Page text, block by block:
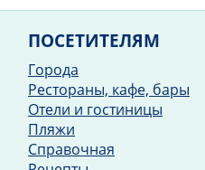
ПОСЕТИТЕЛЯМ
Города
Рестораны, кафе, бары
Отели и гостиницы
Пляжи
Справочная